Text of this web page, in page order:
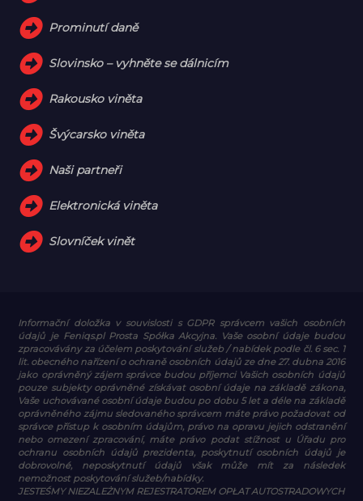
Prominutí daně
Slovinsko – vyhněte se dálnicím
Rakousko viněta
Švýcarsko viněta
Naši partneři
Elektronická viněta
Slovníček vinět
Informační doložka v souvislosti s GDPR správcem vašich osobních
údajů je Feniqs.pl Prosta Spółka Akcyjna. Vaše osobní údaje budou
zpracovávány za účelem poskytování služeb / nabídek podle čl. 6 sec. 1
lit. obecného nařízení o ochraně osobních údajů ze dne 27. dubna 2016
jako oprávněný zájem správce budou příjemci Vašich osobních údajů
pouze subjekty oprávněné získávat osobní údaje na základě zákona,
Vaše uchovávané osobní údaje budou po dobu 5 let a déle na základě
oprávněného zájmu sledovaného správcem máte právo požadovat od
správce přístup k osobním údajům, právo na opravu jejich odstranění
nebo omezení zpracování, máte právo podat stížnost u Úřadu pro
ochranu osobních údajů prezidenta, poskytnutí osobních údajů je
dobrovolné, neposkytnutí údajů však může mít za následek
nemožnost poskytování služeb/nabídky.
JESTEŚMY NIEZALEŻNYM REJESTRATOREM OPŁAT AUTOSTRADOWYCH